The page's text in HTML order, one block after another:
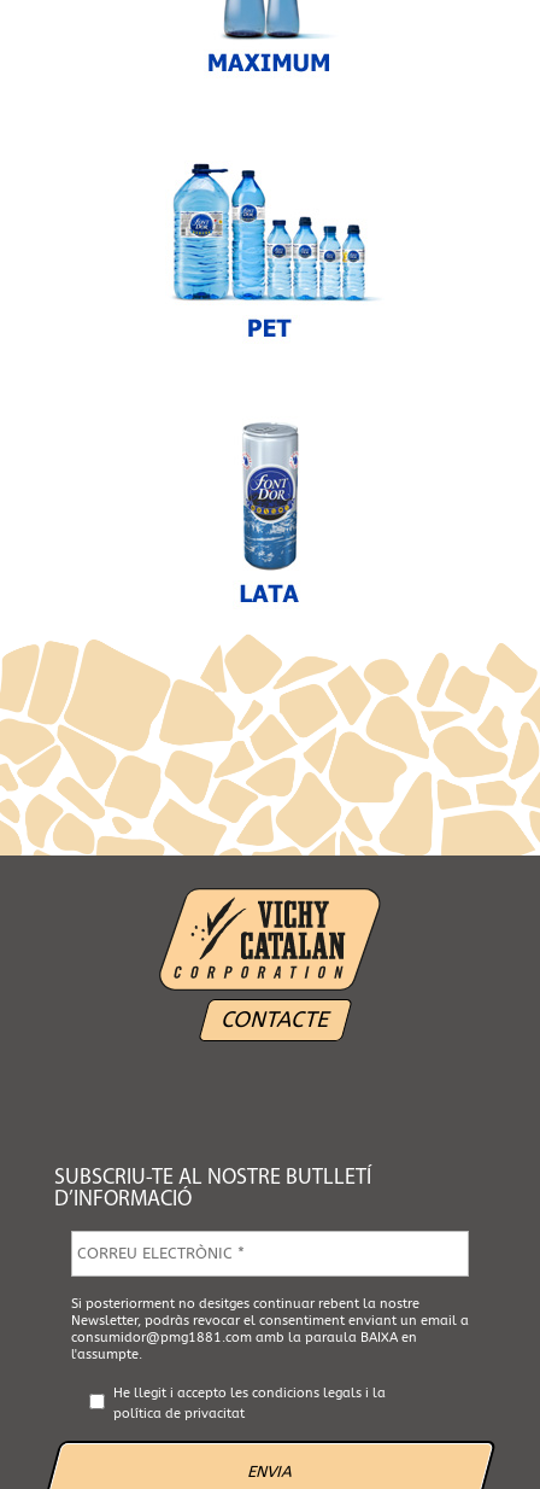
CONTACTE
SUBSCRIU-TE AL NOSTRE BUTLLETÍ
D’INFORMACIÓ
m
a
i
l
*
A
c
e
p
e
Si posteriorment no desitges continuar rebent la nostre
Newsletter, podràs revocar el consentiment enviant un email a
consumidor@pmg1881.comamb la paraula BAIXA en
l'assumpte.
He llegit i accepto les condicions legalsi la
política de privacitat